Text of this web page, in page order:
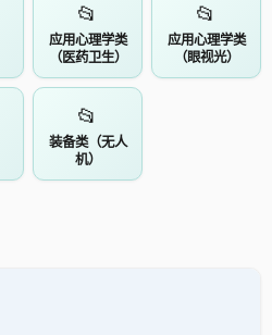
📂
应用心理学类
（医药卫生）
📂
应用心理学类
（眼视光）
📂
装备类（无人
机）